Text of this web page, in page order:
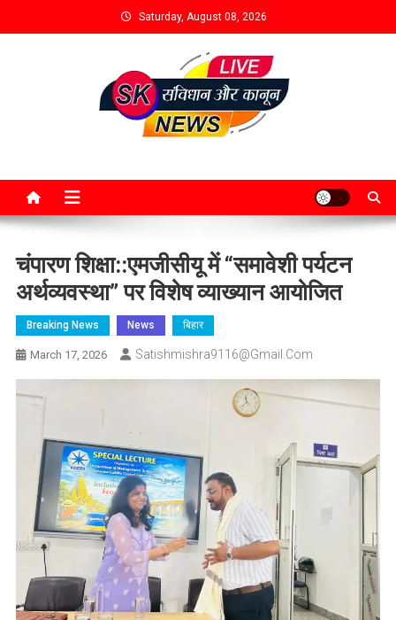
Saturday, August 08, 2026
चंपारण शिक्षा::एमजीसीयू में “समावेशी पर्यटन
अर्थव्यवस्था” पर विशेष व्याख्यान आयोजित
Breaking News News बिहार
March 17, 2026 Satishmishra9116@gmail.com